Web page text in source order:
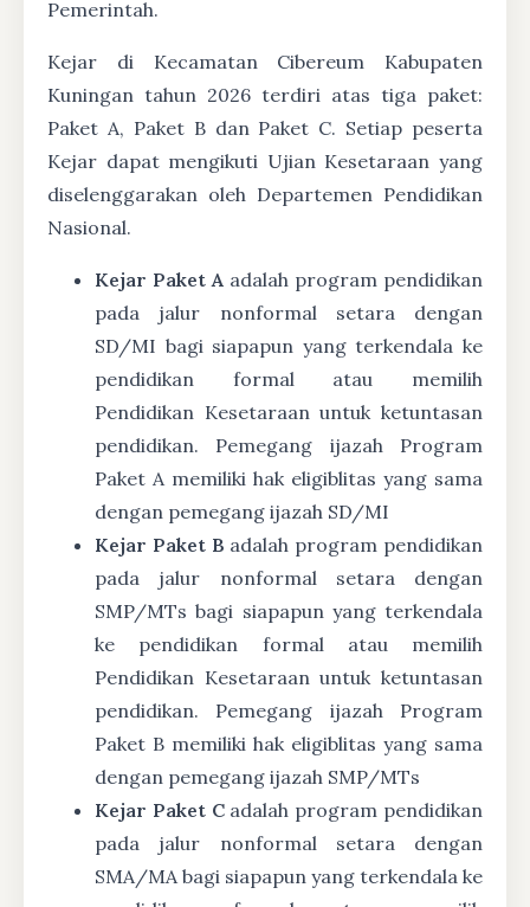
Pemerintah.
Kejar di Kecamatan Cibereum Kabupaten
Kuningan tahun 2026 terdiri atas tiga paket:
Paket A, Paket B dan Paket C. Setiap peserta
Kejar dapat mengikuti Ujian Kesetaraan yang
diselenggarakan oleh Departemen Pendidikan
Nasional.
Kejar Paket A adalah program pendidikan
pada jalur nonformal setara dengan
SD/MI bagi siapapun yang terkendala ke
pendidikan formal atau memilih
Pendidikan Kesetaraan untuk ketuntasan
pendidikan. Pemegang ijazah Program
Paket A memiliki hak eligiblitas yang sama
dengan pemegang ijazah SD/MI
Kejar Paket B adalah program pendidikan
pada jalur nonformal setara dengan
SMP/MTs bagi siapapun yang terkendala
ke pendidikan formal atau memilih
Pendidikan Kesetaraan untuk ketuntasan
pendidikan. Pemegang ijazah Program
Paket B memiliki hak eligiblitas yang sama
dengan pemegang ijazah SMP/MTs
Kejar Paket Cadalah program pendidikan
pada jalur nonformal setara dengan
SMA/MA bagi siapapun yang terkendala ke